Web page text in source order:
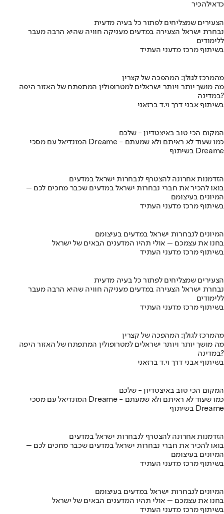
כדאילהכיר
הצעירים שמצליחים לפתור כל בעיה מדעית
נבחרת ישראל הצעירה במדעים מעניקה חוויה שהיא הרבה מעבר
ללימודים
בשיתוף מרכז מדעני העתיד
מהמרכז לגולן: המהפכה של קצרין
מה מושך יותר ויותר ישראלים למטרופולין המתפתח של האזור היפה
במדינה?
בשיתוף אבני דרך וי.ד ברזאני
המקום הכי טוב באיצטדיון - שלכם
המונדיאל עם מסכי Dreame - כמו שעוד לא ראיתם ולא שמעתם
בשיתוף Dreame
הזדמנות אחרונה להצטרף לנבחרות ישראל במדעים
בואו להכיר את חברי נבחרות ישראל במדעים שכבר מחכים לכם –
המיונים בעיצומם
בשיתוף מרכז מדעני העתיד
המיונים לנבחרות ישראל במדעים בעיצומם
בחנו את עצמכם – אולי תהיו המדענים הבאים של ישראל
בשיתוף מרכז מדעני העתיד
הצעירים שמצליחים לפתור כל בעיה מדעית
נבחרת ישראל הצעירה במדעים מעניקה חוויה שהיא הרבה מעבר
ללימודים
בשיתוף מרכז מדעני העתיד
מהמרכז לגולן: המהפכה של קצרין
מה מושך יותר ויותר ישראלים למטרופולין המתפתח של האזור היפה
במדינה?
בשיתוף אבני דרך וי.ד ברזאני
המקום הכי טוב באיצטדיון - שלכם
המונדיאל עם מסכי Dreame - כמו שעוד לא ראיתם ולא שמעתם
בשיתוף Dreame
הזדמנות אחרונה להצטרף לנבחרות ישראל במדעים
בואו להכיר את חברי נבחרות ישראל במדעים שכבר מחכים לכם –
המיונים בעיצומם
בשיתוף מרכז מדעני העתיד
המיונים לנבחרות ישראל במדעים בעיצומם
בחנו את עצמכם – אולי תהיו המדענים הבאים של ישראל
בשיתוף מרכז מדעני העתיד